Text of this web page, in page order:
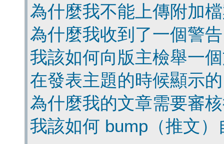
為什麼我不能上傳附加
為什麼我收到了一個警
我該如何向版主檢舉一
在發表主題的時候顯示
為什麼我的文章需要審
我該如何 bump（推文